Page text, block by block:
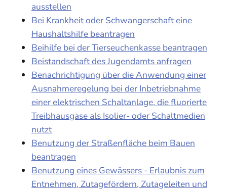
ausstellen
Bei Krankheit oder Schwangerschaft eine
Haushaltshilfe beantragen
Beihilfe bei der Tierseuchenkasse beantragen
Beistandschaft des Jugendamts anfragen
Benachrichtigung über die Anwendung einer
Ausnahmeregelung bei der Inbetriebnahme
einer elektrischen Schaltanlage, die fluorierte
Treibhausgase als Isolier- oder Schaltmedien
nutzt
Benutzung der Straßenfläche beim Bauen
beantragen
Benutzung eines Gewässers - Erlaubnis zum
Entnehmen, Zutagefördern, Zutageleiten und